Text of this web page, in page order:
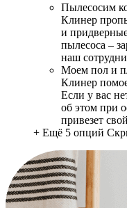
Пылесосим
Клинер
и
пылесоса –
наш
Моем пол и
Клинер
Если у вас
об этом при
привезет
+ Ещё 5 опций